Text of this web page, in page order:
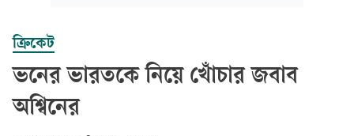
ক্রিকেট
ভনের ভারতকে নিয়ে খোঁচার জবাব
অশ্বিনের